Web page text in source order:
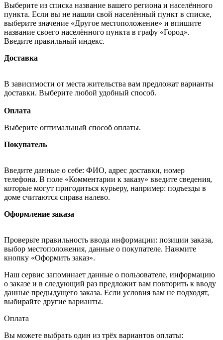
Выберите из списка название вашего региона и населённого
пункта. Если вы не нашли свой населённый пункт в списке,
выберите значение «Другое местоположение» и впишите
название своего населённого пункта в графу «Город».
Введите правильный индекс.
Доставка
В зависимости от места жительства вам предложат варианты
доставки. Выберите любой удобный способ.
Оплата
Выберите оптимальный способ оплаты.
Покупатель
Введите данные о себе: ФИО, адрес доставки, номер
телефона. В поле «Комментарии к заказу» введите сведения,
которые могут пригодиться курьеру, например: подъезды в
доме считаются справа налево.
Оформление заказа
Проверьте правильность ввода информации: позиции заказа,
выбор местоположения, данные о покупателе. Нажмите
кнопку «Оформить заказ».
Наш сервис запоминает данные о пользователе, информацию
о заказе и в следующий раз предложит вам повторить к вводу
данные предыдущего заказа. Если условия вам не подходят,
выбирайте другие варианты.
Оплата
Вы можете выбрать один из трёх вариантов оплаты: